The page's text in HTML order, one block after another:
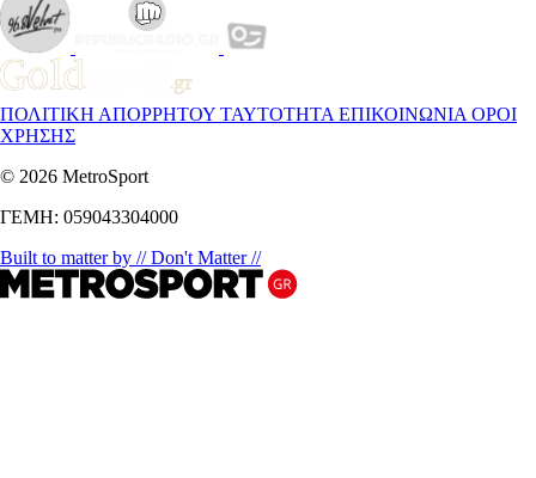
ΠΟΛΙΤΙΚΗ ΑΠΟΡΡΗΤΟΥ ΤΑΥΤΟΤΗΤΑ ΕΠΙΚΟΙΝΩΝΙΑ ΟΡΟΙ
ΧΡΗΣΗΣ
© 2026 MetroSport
ΓΕΜΗ: 059043304000
Built to matter by // Don't Matter //